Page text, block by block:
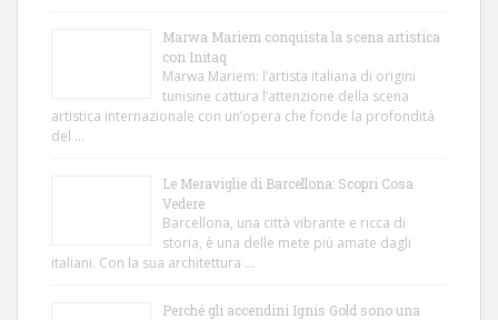
Marwa Mariem conquista la scena artistica
con Initaq
Marwa Mariem: l’artista italiana di origini
tunisine cattura l’attenzione della scena
artistica internazionale con un’opera che fonde la profondità
del …
Le Meraviglie di Barcellona: Scopri Cosa
Vedere
Barcellona, una città vibrante e ricca di
storia, è una delle mete più amate dagli
italiani. Con la sua architettura …
Perché gli accendini Ignis Gold sono una